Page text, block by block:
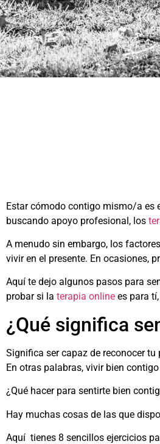
Estar cómodo contigo mismo/a es
buscando apoyo profesional, los
A menudo sin embargo, los
vivir en el presente. En ocasiones,
Aquí te dejo algunos pasos para
probar si la terapia online es para
¿Qué significa
Significa ser capaz de reconocer
En otras palabras, vivir bien
¿Qué hacer para sentirte bien
Hay muchas cosas de las que
Aquí tienes 8 sencillos ejercicios